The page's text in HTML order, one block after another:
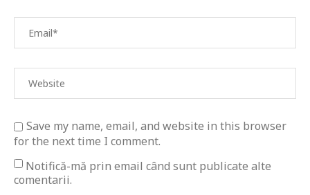
Save my name, email, and website in this browser
for the next time I comment.
Notifică-mă prin email când sunt publicate alte
comentarii.